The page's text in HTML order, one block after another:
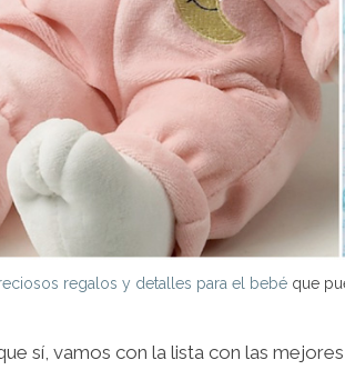
regalos y detalles para el bebé que
sí, vamos con la lista con las